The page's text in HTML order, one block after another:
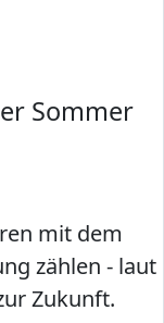
Sommer
mit dem
zählen - laut
Zukunft.